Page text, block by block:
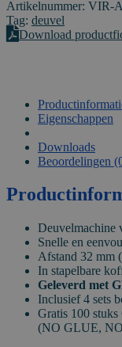
Artikelnummer: VIR-
Tag: deuvel
Download
Eigenschappen
Downloads
Beoordelingen
Deuvelmachine
Snelle en
Afstand 32 mm
In stapelbare
Geleverd met
Inclusief 4 sets
Gratis 100
(NO GLUE,